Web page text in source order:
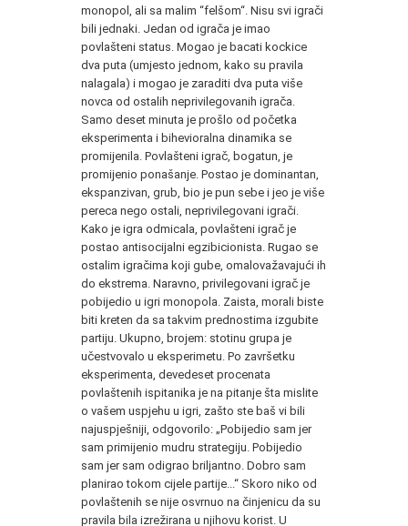
monopol, ali sa malim “felšom“. Nisu svi igrači
bili jednaki. Jedan od igrača je imao
povlašteni status. Mogao je bacati kockice
dva puta (umjesto jednom, kako su pravila
nalagala) i mogao je zaraditi dva puta više
novca od ostalih neprivilegovanih igrača.
Samo deset minuta je prošlo od početka
eksperimenta i bihevioralna dinamika se
promijenila. Povlašteni igrač, bogatun, je
promijenio ponašanje. Postao je dominantan,
ekspanzivan, grub, bio je pun sebe i jeo je više
pereca nego ostali, neprivilegovani igrači.
Kako je igra odmicala, povlašteni igrač je
postao antisocijalni egzibicionista. Rugao se
ostalim igračima koji gube, omalovažavajući ih
do ekstrema. Naravno, privilegovani igrač je
pobijedio u igri monopola. Zaista, morali biste
biti kreten da sa takvim prednostima izgubite
partiju. Ukupno, brojem: stotinu grupa je
učestvovalo u eksperimetu. Po završetku
eksperimenta, devedeset procenata
povlaštenih ispitanika je na pitanje šta mislite
o vašem uspjehu u igri, zašto ste baš vi bili
najuspješniji, odgovorilo: „Pobijedio sam jer
sam primijenio mudru strategiju. Pobijedio
sam jer sam odigrao briljantno. Dobro sam
planirao tokom cijele partije...“ Skoro niko od
povlaštenih se nije osvrnuo na činjenicu da su
pravila bila izrežirana u njihovu korist. U